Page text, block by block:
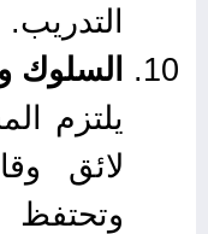
التدريب.
السلوك
يلتزم
لائق
وتحتفظ